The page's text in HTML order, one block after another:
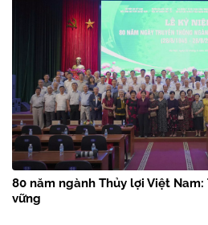
80 năm ngành Thủy lợi Việt
vững